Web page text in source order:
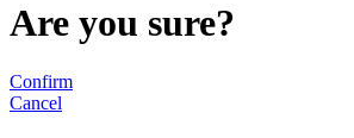
Are you sure?
Confirm
Cancel